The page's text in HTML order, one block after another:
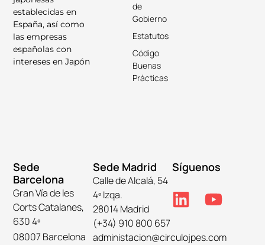
establecidas en
España, así como
las empresas
españolas con
intereses en Japón
de
Gobierno
Estatutos
Código
Buenas
Prácticas
Sede
Barcelona
Gran Vía de les
Corts Catalanes,
630 4º
08007 Barcelona
Sede Madrid
Calle de Alcalá, 54
4º Izqa.
28014 Madrid
(+34) 910 800 657
administacion@circulojpes.com
Síguenos